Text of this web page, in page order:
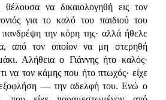
να δικαιολογηθή εις τον
για το καλό του παιδιού του
πανδρέψη την κόρη της· αλλά ήθελε
από τον οποίον να μη στερηθή
Αλήθεια ο Γιάννης ήτο καλός·
να τον κάμης που ήτο πτωχός· είχε
— την αδελφή του. Ενώ ο